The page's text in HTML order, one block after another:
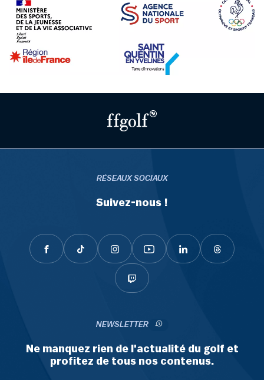
RÉSEAUX SOCIAUX
Suivez-nous !
NEWSLETTER
Ne manquez rien de l'actualité du golf et
profitez de tous nos contenus.